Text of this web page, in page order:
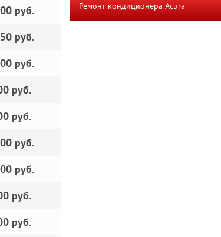
руб.
руб.
руб.
руб.
руб.
руб.
руб.
руб.
руб.
Ремонт кондиционера Acura